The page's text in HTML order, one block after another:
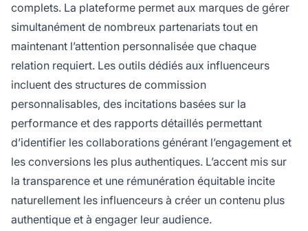
complets. La plateforme permet aux marques de gérer
simultanément de nombreux partenariats tout en
maintenant l’attention personnalisée que chaque
relation requiert. Les outils dédiés aux influenceurs
incluent des structures de commission
personnalisables, des incitations basées sur la
performance et des rapports détaillés permettant
d’identifier les collaborations générant l’engagement et
les conversions les plus authentiques. L’accent mis sur
la transparence et une rémunération équitable incite
naturellement les influenceurs à créer un contenu plus
authentique et à engager leur audience.